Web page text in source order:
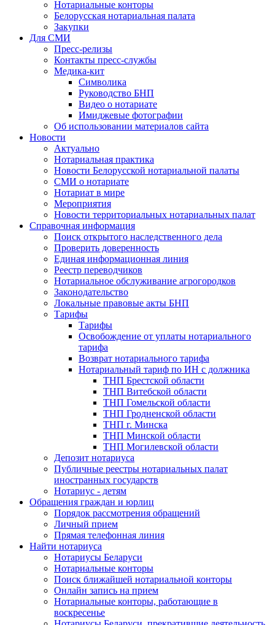
Нотариальные конторы
Белорусская нотариальная палата
Закупки
Для СМИ
Пресс-релизы
Контакты пресс-службы
Медика-кит
Символика
Руководство БНП
Видео о нотариате
Имиджевые фотографии
Об использовании материалов сайта
Новости
Актуально
Нотариальная практика
Новости Белорусской нотариальной палаты
СМИ о нотариате
Нотариат в мире
Мероприятия
Новости территориальных нотариальных палат
Справочная информация
Поиск открытого наследственного дела
Проверить доверенность
Единая информационная линия
Реестр переводчиков
Нотариальное обслуживание агрогородков
Законодательство
Локальные правовые акты БНП
Тарифы
Тарифы
Освобождение от уплаты нотариального
тарифа
Возврат нотариального тарифа
Нотариальный тариф по ИН с должника
ТНП Брестской области
ТНП Витебской области
ТНП Гомельской области
ТНП Гродненской области
ТНП г. Минска
ТНП Минской области
ТНП Могилевской области
Депозит нотариуса
Публичные реестры нотариальных палат
иностранных государств
Нотариус - детям
Обращения граждан и юрлиц
Порядок рассмотрения обращений
Личный прием
Прямая телефонная линия
Найти нотариуса
Нотариусы Беларуси
Нотариальные конторы
Поиск ближайшей нотариальной конторы
Онлайн запись на прием
Нотариальные конторы, работающие в
воскресенье